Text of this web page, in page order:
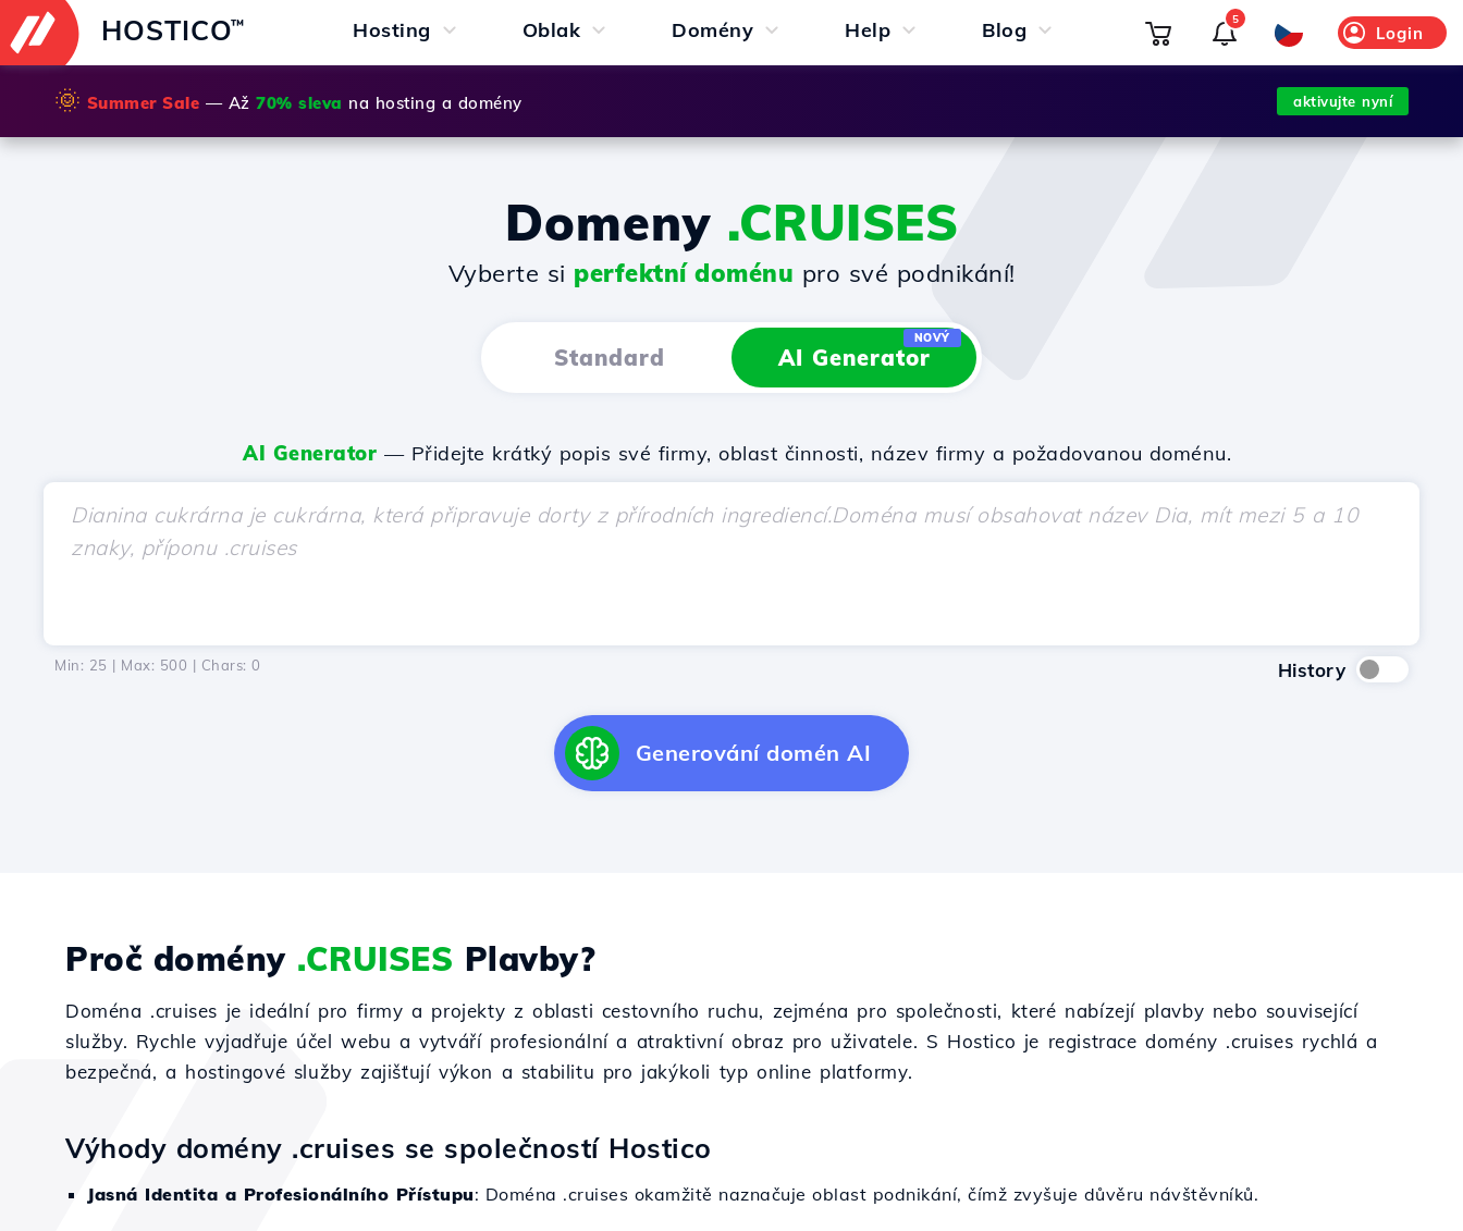
HOSTICO™ Hosting Oblak Domény Help Blog Login
5
🌞 Summer Sale — Až 70% sleva na hosting a domény aktivujte nyní
Domeny .CRUISES
Vyberte si perfektní doménu pro své podnikání!
Standard AI Generator
NOVÝ
AI Generator — Přidejte krátký popis své firmy, oblast činnosti, název firmy a požadovanou doménu.
Min: 25 | Max: 500 | Chars: 0 History
Generování domén AI
Proč domény .CRUISES Plavby?
Doména .cruises je ideální pro firmy a projekty z oblasti cestovního ruchu, zejména pro společnosti, které nabízejí plavby nebo související
služby. Rychle vyjadřuje účel webu a vytváří profesionální a atraktivní obraz pro uživatele. S Hostico je registrace domény .cruises rychlá a
bezpečná, a hostingové služby zajišťují výkon a stabilitu pro jakýkoli typ online platformy.
Výhody domény .cruises se společností Hostico
Jasná Identita a Profesionálního Přístupu: Doména .cruises okamžitě naznačuje oblast podnikání, čímž zvyšuje důvěru návštěvníků.